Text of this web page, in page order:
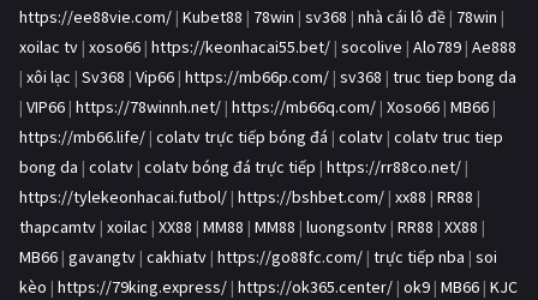
https://ee88vie.com/ | Kubet88 | 78win | sv368 | nhà cái lô đề | 78win |
xoilac tv | xoso66 | https://keonhacai55.bet/ | socolive | Alo789 | Ae888
| xôi lạc | Sv368 | Vip66 | https://mb66p.com/ | sv368 | truc tiep bong da
| VIP66 | https://78winnh.net/ | https://mb66q.com/ | Xoso66 | MB66 |
https://mb66.life/ | colatv trực tiếp bóng đá | colatv | colatv truc tiep
bong da | colatv | colatv bóng đá trực tiếp | https://rr88co.net/ |
https://tylekeonhacai.futbol/ | https://bshbet.com/ | xx88 | RR88 |
thapcamtv | xoilac | XX88 | MM88 | MM88 | luongsontv | RR88 | XX88 |
MB66 | gavangtv | cakhiatv | https://go88fc.com/ | trực tiếp nba | soi
kèo | https://79king.express/ | https://ok365.center/ | ok9 | MB66 | KJC